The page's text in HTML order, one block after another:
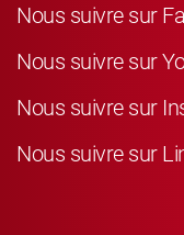
Nous suivre sur
Nous suivre sur
Nous suivre sur
Nous suivre sur